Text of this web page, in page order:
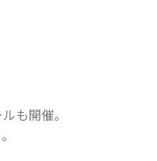
も開催。